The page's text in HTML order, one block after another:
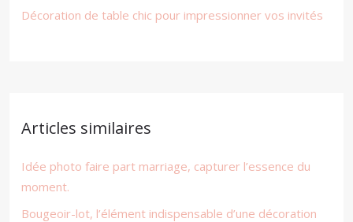
Décoration de table chic pour impressionner vos invités
Articles similaires
Idée photo faire part marriage, capturer l’essence du
moment.
Bougeoir-lot, l’élément indispensable d’une décoration